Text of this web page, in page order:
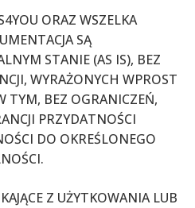
ORAZ WSZELKA
SĄ
STANIE (AS IS), BEZ
WYRAŻONYCH WPROST
TYM, BEZ OGRANICZEŃ,
PRZYDATNOŚCI
DO OKREŚLONEGO
Z UŻYTKOWANIA LUB